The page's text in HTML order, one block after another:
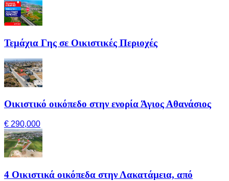
Τεμάχια Γης σε Οικιστικές Περιοχές
Οικιστικό οικόπεδο στην ενορία Άγιος Αθανάσιος
€ 290,000
4 Οικιστικά οικόπεδα στην Λακατάμεια, από